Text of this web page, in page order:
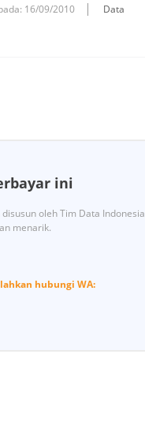
16/09/2010 Data
ini
oleh Tim Data Indonesia
menarik.
hubungi WA: